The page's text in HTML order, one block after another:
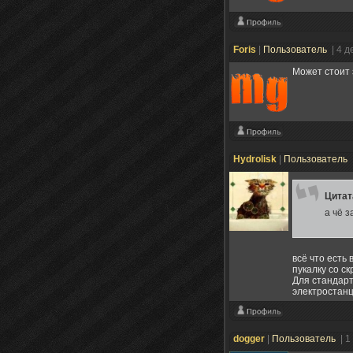
Foris Пользователь
| 4
Может стоит
Hydrolisk Пользователь
а чё
всё что
пукалку со
Для
dogger Пользователь |